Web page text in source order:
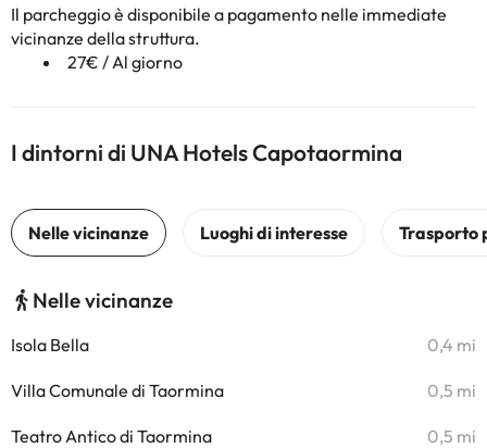
Il parcheggio è disponibile a pagamento nelle immediate
vicinanze della struttura.
27€ / Al giorno
I dintorni di UNA Hotels Capotaormina
Nelle vicinanze
Isola Bella 0,4 mi
Villa Comunale di Taormina 0,5 mi
Teatro Antico di Taormina 0,5 mi